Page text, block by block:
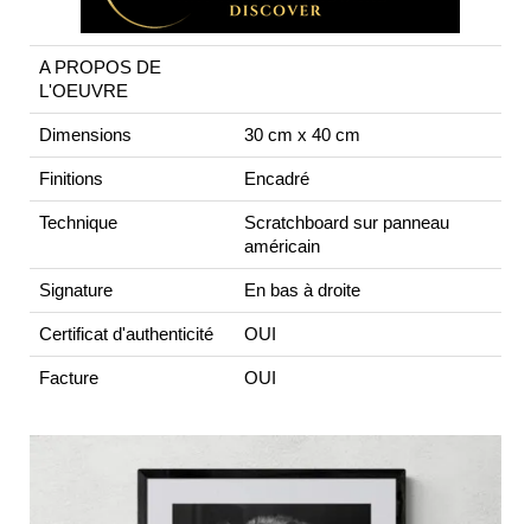
A PROPOS DE
L'OEUVRE
Dimensions 30 cm x 40 cm
Finitions Encadré
Technique
Scratchboard sur panneau
américain
Signature En bas à droite
Certificat d'authenticité OUI
Facture OUI